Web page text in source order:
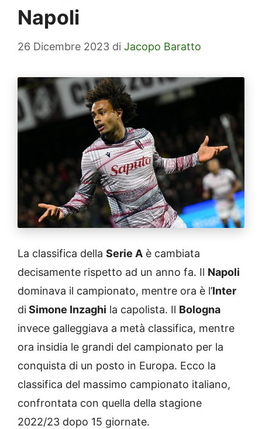
Napoli
26 Dicembre 2023 di Jacopo Baratto
La classifica della Serie A è cambiata
decisamente rispetto ad un anno fa. Il Napoli
dominava il campionato, mentre ora è l’Inter
diSimone Inzaghi la capolista. Il Bologna
invece galleggiava a metà classifica, mentre
ora insidia le grandi del campionato per la
conquista di un posto in Europa. Ecco la
classifica del massimo campionato italiano,
confrontata con quella della stagione
2022/23 dopo 15 giornate.